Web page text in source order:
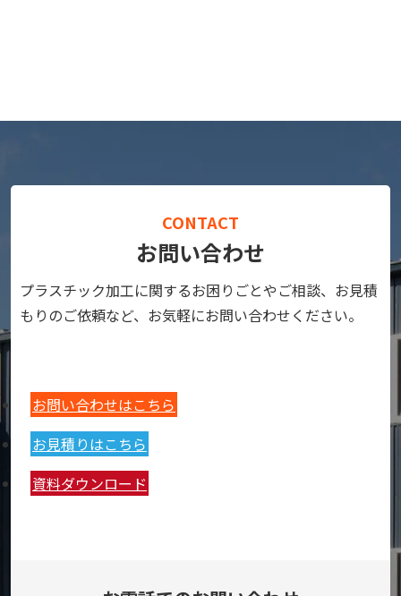
CONTACT
お問い合わせ
プラスチック加工に関するお困りごとやご相談、お見積
もりのご依頼など、お気軽にお問い合わせください。
お問い合わせはこちら
お見積りはこちら
資料ダウンロード